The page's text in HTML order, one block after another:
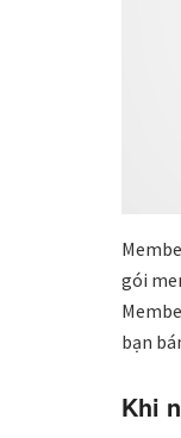
gói
bạn
Khi